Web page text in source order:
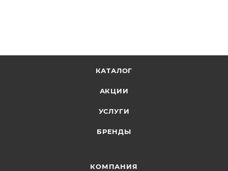
КАТАЛОГ
АКЦИИ
УСЛУГИ
БРЕНДЫ
КОМПАНИЯ